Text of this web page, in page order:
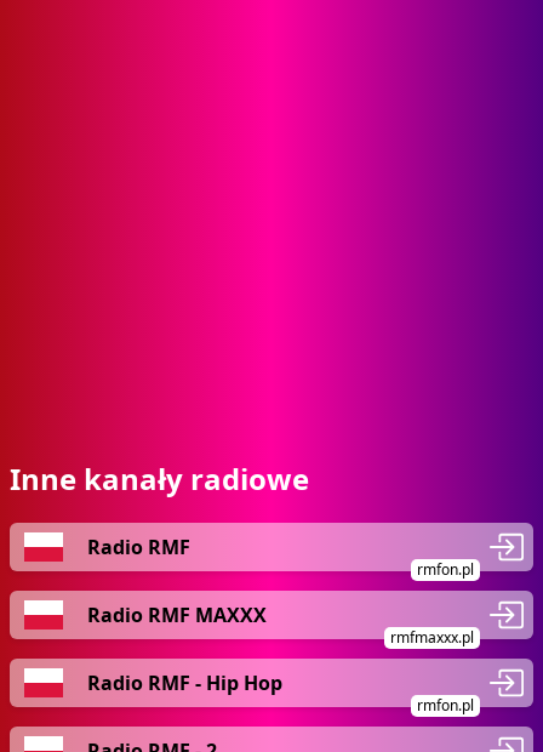
Inne kanały radiowe
Radio RMF
rmfon.pl
Radio RMF MAXXX
rmfmaxxx.pl
Radio RMF - Hip Hop
rmfon.pl